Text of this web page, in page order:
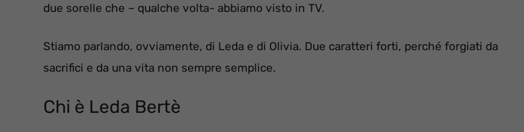
due sorelle che – qualche volta- abbiamo visto in TV.
Stiamo parlando, ovviamente, di Leda e di Olivia. Due caratteri forti, perché forgiati da
sacrifici e da una vita non sempre semplice.
Chi è Leda Bertè